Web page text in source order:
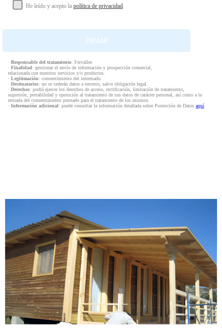
He leído y acepto la política de privacidad.
· Responsable del tratamiento: Fervalles
· Finalidad: gestionar el envío de información y prospección comercial,
relacionada con nuestros servicios y/o productos.
· Legitimación: consentimiento del interesado.
· Destinatarios: no se cederán datos a terceros, salvo obligación legal.
· Derechos: podrá ejercer los derechos de acceso, rectificación, limitación de tratamiento,
supresión, portabilidad y oposición al tratamiento de sus datos de carácter personal, así como a la
retirada del consentimiento prestado para el tratamiento de los mismos.
· Información adicional: puede consultar la información detallada sobre Protección de Datos aquí.